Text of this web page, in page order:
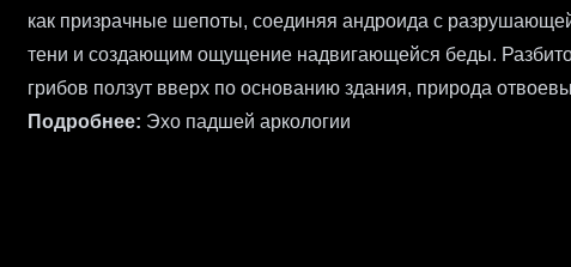
как призрачные шепоты, соединяя андроида с
тени и создающим ощущение надвигающейся беды.
грибов ползут вверх по основанию здания, природа
Подробнее: Эхо падшей аркологии